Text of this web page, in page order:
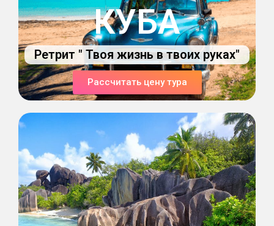
КУБА
Ретрит " Твоя жизнь в твоих руках"
Рассчитать цену тура